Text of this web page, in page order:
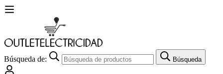
Búsqueda de: Búsqueda